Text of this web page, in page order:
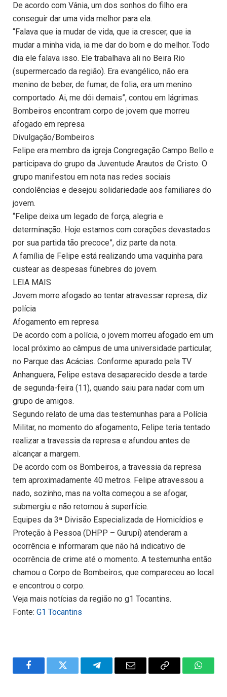
De acordo com Vânia, um dos sonhos do filho era
conseguir dar uma vida melhor para ela.
“Falava que ia mudar de vida, que ia crescer, que ia
mudar a minha vida, ia me dar do bom e do melhor. Todo
dia ele falava isso. Ele trabalhava ali no Beira Rio
(supermercado da região). Era evangélico, não era
menino de beber, de fumar, de folia, era um menino
comportado. Ai, me dói demais”, contou em lágrimas.
Bombeiros encontram corpo de jovem que morreu
afogado em represa
Divulgação/Bombeiros
Felipe era membro da igreja Congregação Campo Bello e
participava do grupo da Juventude Arautos de Cristo. O
grupo manifestou em nota nas redes sociais
condolências e desejou solidariedade aos familiares do
jovem.
“Felipe deixa um legado de força, alegria e
determinação. Hoje estamos com corações devastados
por sua partida tão precoce”, diz parte da nota.
A família de Felipe está realizando uma vaquinha para
custear as despesas fúnebres do jovem.
LEIA MAIS
Jovem morre afogado ao tentar atravessar represa, diz
polícia
Afogamento em represa
De acordo com a polícia, o jovem morreu afogado em um
local próximo ao câmpus de uma universidade particular,
no Parque das Acácias. Conforme apurado pela TV
Anhanguera, Felipe estava desaparecido desde a tarde
de segunda-feira (11), quando saiu para nadar com um
grupo de amigos.
Segundo relato de uma das testemunhas para a Polícia
Militar, no momento do afogamento, Felipe teria tentado
realizar a travessia da represa e afundou antes de
alcançar a margem.
De acordo com os Bombeiros, a travessia da represa
tem aproximadamente 40 metros. Felipe atravessou a
nado, sozinho, mas na volta começou a se afogar,
submergiu e não retornou à superfície.
Equipes da 3ª Divisão Especializada de Homicídios e
Proteção à Pessoa (DHPP – Gurupi) atenderam a
ocorrência e informaram que não há indicativo de
ocorrência de crime até o momento. A testemunha então
chamou o Corpo de Bombeiros, que compareceu ao local
e encontrou o corpo.
Veja mais notícias da região no g1 Tocantins.
Fonte: G1 Tocantins
FacebookTwitter TelegramEmail
Copy